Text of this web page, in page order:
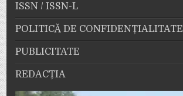
ISSN / ISSN-L
POLITICĂ DE CONFIDENȚIALITATE
PUBLICITATE
REDACȚIA